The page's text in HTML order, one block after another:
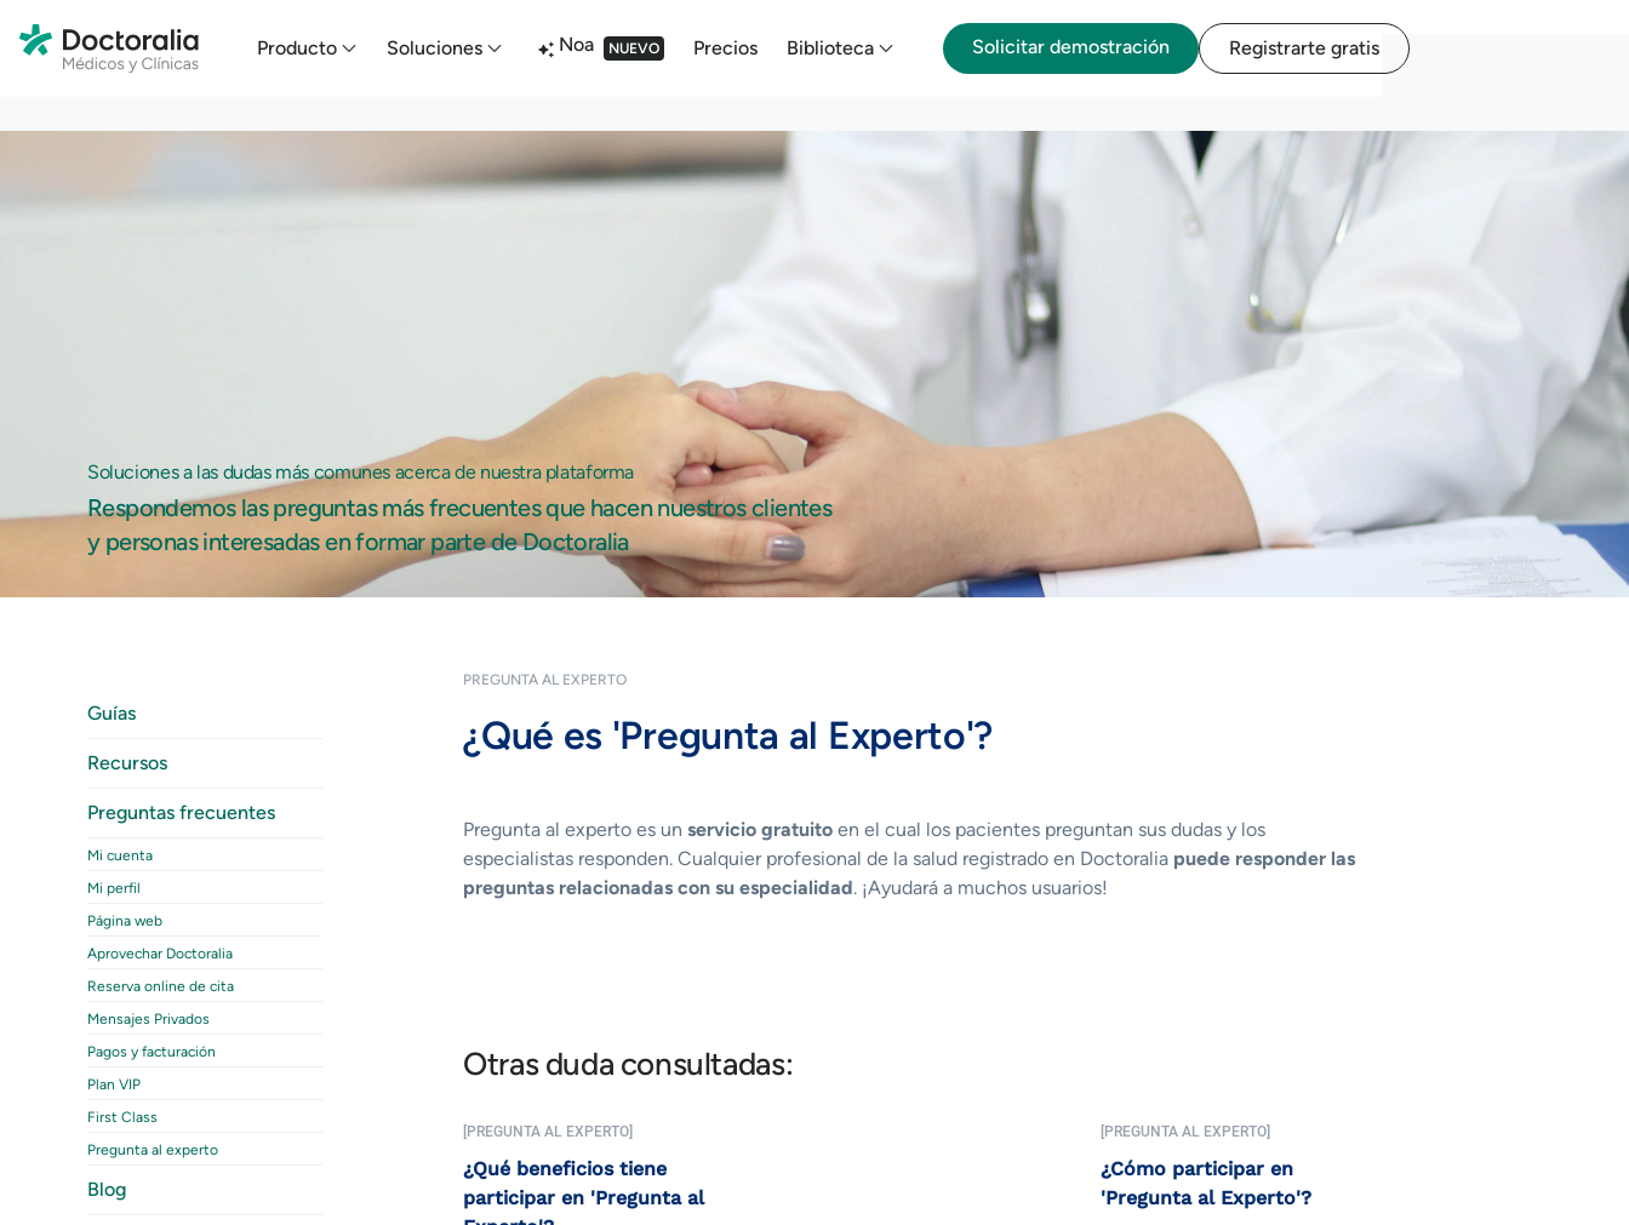
Producto Soluciones Noa NUEVO Precios Biblioteca Solicitar demostración Registrarte gratis
Guías
Recursos
Preguntas frecuentes
Mi cuenta
Mi perfil
Página web
Aprovechar Doctoralia
Reserva online de cita
Mensajes Privados
Pagos y facturación
Plan VIP
First Class
Pregunta al experto
Blog
Soluciones a las dudas más comunes acerca de nuestra plataforma
Respondemos las preguntas más frecuentes que hacen nuestros clientes
y personas interesadas en formar parte de Doctoralia
PREGUNTA AL EXPERTO
¿Qué es 'Pregunta al Experto'?
Pregunta al experto es unservicio gratuito en el cual los pacientes preguntan sus dudas y los
especialistas responden. Cualquier profesional de la salud registrado en Doctoralia puede responder las
preguntas relacionadas con su especialidad. ¡Ayudará a muchos usuarios!
Otras duda consultadas:
[PREGUNTA AL EXPERTO]
¿Qué beneficios tiene
participar en 'Pregunta al
[PREGUNTA AL EXPERTO]
¿Cómo participar en
'Pregunta al Experto'?